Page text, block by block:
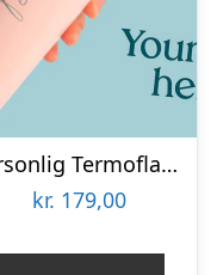
Personlig Termoflaske med Sugrør & Tekst – 600 ml
kr. 179,00